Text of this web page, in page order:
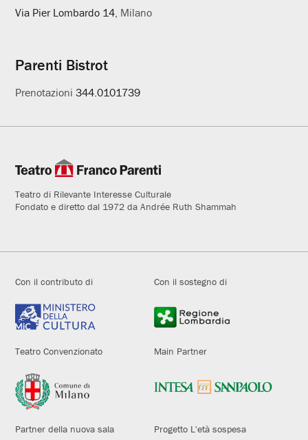
Via Pier Lombardo 14 , Milano
Parenti Bistrot
Prenotazioni344.0101739
Teatro di Rilevante Interesse Culturale
Fondato e diretto dal 1972 da Andrée Ruth Shammah
Con il contributo di Con il sostegno di
Teatro Convenzionato Main Partner
Partner della nuova sala Progetto L'età sospesa